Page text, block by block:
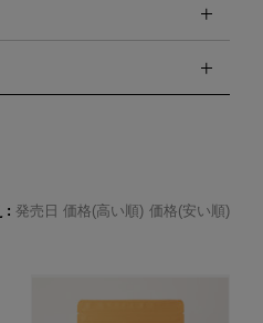
発売日 価格(高い順) 価格(安い順)